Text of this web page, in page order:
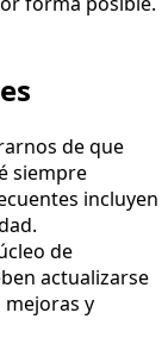
de que
siempre
incluyen
de
actualizarse
y